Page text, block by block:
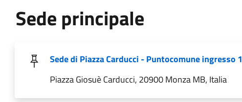
Sede principale
Sede di Piazza Carducci - Puntocomune ingresso 1
Piazza Giosuè Carducci, 20900 Monza MB, Italia